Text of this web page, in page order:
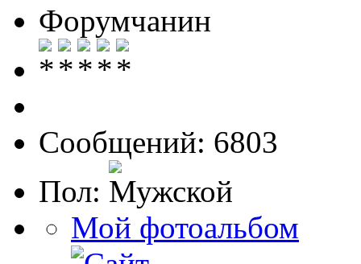
Форумчанин
Сообщений: 6803
Пол:
Мой фотоальбом